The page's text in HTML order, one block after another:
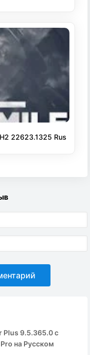
Plus 9.5.365.0 с
на Русском
22623.1325 Rus